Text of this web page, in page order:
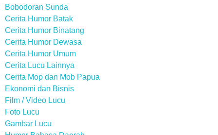
Bobodoran Sunda
Cerita Humor Batak
Cerita Humor Binatang
Cerita Humor Dewasa
Cerita Humor Umum
Cerita Lucu Lainnya
Cerita Mop dan Mob Papua
Ekonomi dan Bisnis
Film / Video Lucu
Foto Lucu
Gambar Lucu